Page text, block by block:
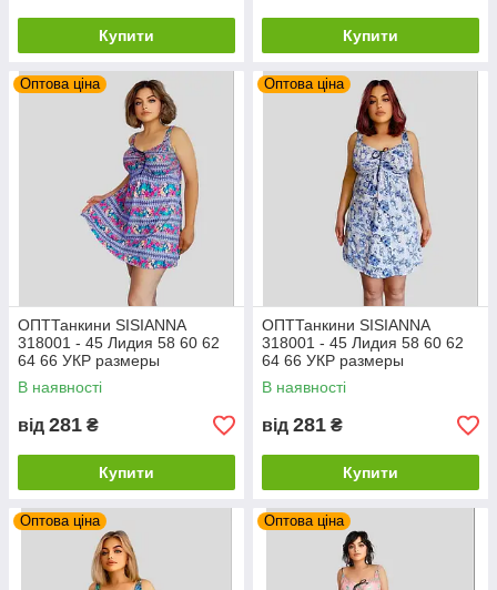
Купити Купити
Оптова ціна
ОПТТанкини SISIANNA
318001 - 45 Лидия 58 60 62
64 66 УКР размеры
В наявності
від 281 ₴
Купити
Оптова ціна
ОПТТанкини SISIANNA
318001 - 45 Лидия 58 60 62
64 66 УКР размеры
В наявності
від 281 ₴
Купити
Оптова ціна Оптова ціна